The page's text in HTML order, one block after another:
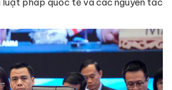
luật pháp quốc tế và các nguyên tắc